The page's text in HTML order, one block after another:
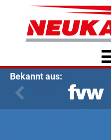
Bekannt aus: